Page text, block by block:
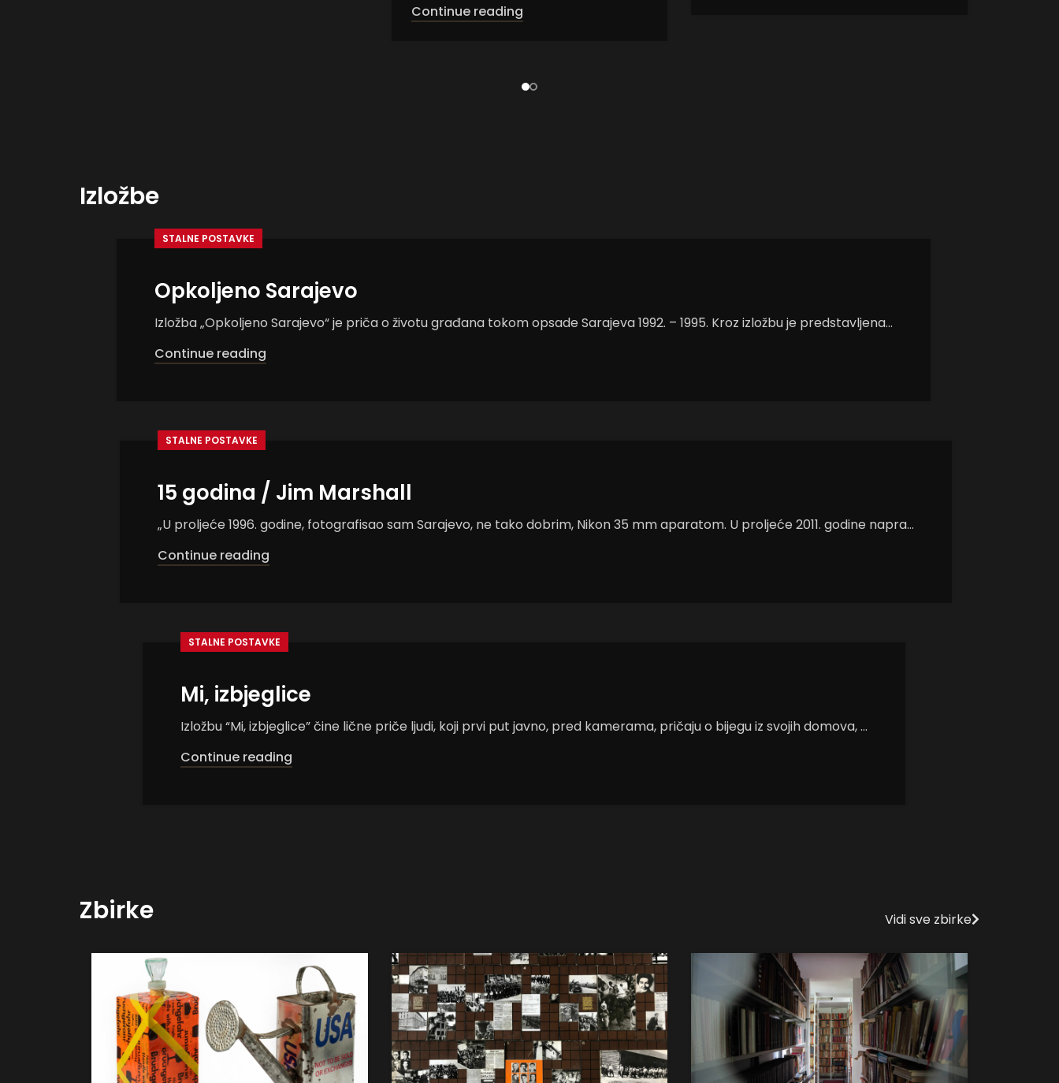
Continue reading
Izložbe
STALNE POSTAVKE
Opkoljeno Sarajevo
Izložba „Opkoljeno Sarajevo“ je priča o životu građana tokom opsade Sarajeva 1992. – 1995. Kroz izložbu je predstavljena...
Continue reading
STALNE POSTAVKE
15 godina / Jim Marshall
„U proljeće 1996. godine, fotografisao sam Sarajevo, ne tako dobrim, Nikon 35 mm aparatom. U proljeće 2011. godine napra...
Continue reading
STALNE POSTAVKE
Mi, izbjeglice
Izložbu “Mi, izbjeglice” čine lične priče ljudi, koji prvi put javno, pred kamerama, pričaju o bijegu iz svojih domova, ...
Continue reading
Zbirke Vidi sve zbirke